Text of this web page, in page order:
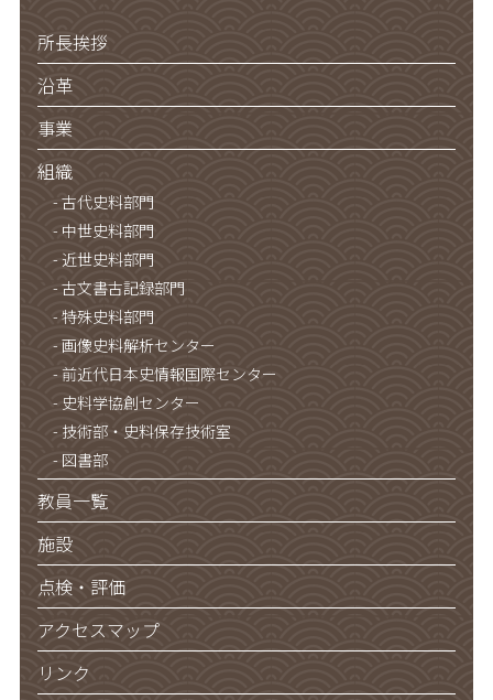
所長挨拶
沿革
事業
組織
古代史料部門
中世史料部門
近世史料部門
古文書古記録部門
特殊史料部門
画像史料解析センター
前近代日本史情報国際センター
史料学協創センター
技術部・史料保存技術室
図書部
教員一覧
施設
点検・評価
アクセスマップ
リンク